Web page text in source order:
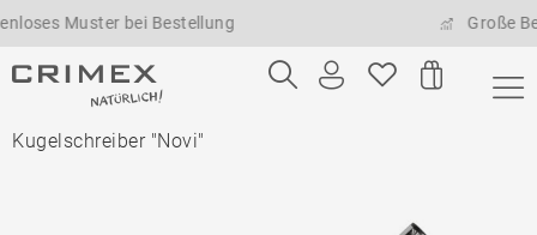
Muster bei Bestellung Große
Kugelschreiber "Novi"